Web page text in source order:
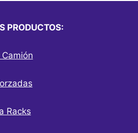
PRODUCTOS:
Racks